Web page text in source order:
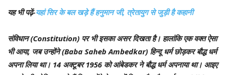
यह भी पढ़ें-यहां सिर के बल खड़े हैं हनुमान जी, त्रेतायुग से जुड़ी है कहानी
संविधान (Constitution) पर भी इसका असर दिखता है। हालांकि एक वक्त ऐसा
भी आया, जब उन्होंने (Baba Saheb Ambedkar) हिन्दू धर्म छोड़कर बौद्ध धर्म
अपना लिया था। 14 अक्टूबर 1956 को आंबेडकर ने बौद्ध धर्म अपनाया था। आइए